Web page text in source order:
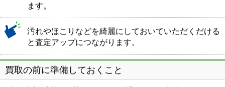
ます。
汚れやほこりなどを綺麗にしておいていただくだける
と査定アップにつながります。
買取の前に準備しておくこと